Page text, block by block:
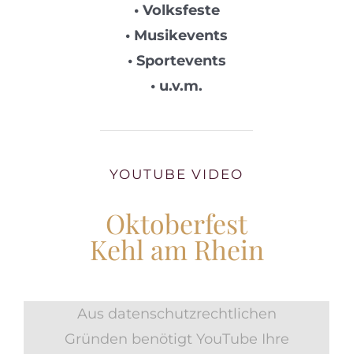
• Volksfeste
• Musikevents
• Sportevents
• u.v.m.
YOUTUBE VIDEO
Oktoberfest
Kehl am Rhein
Aus datenschutzrechtlichen
Gründen benötigt YouTube Ihre